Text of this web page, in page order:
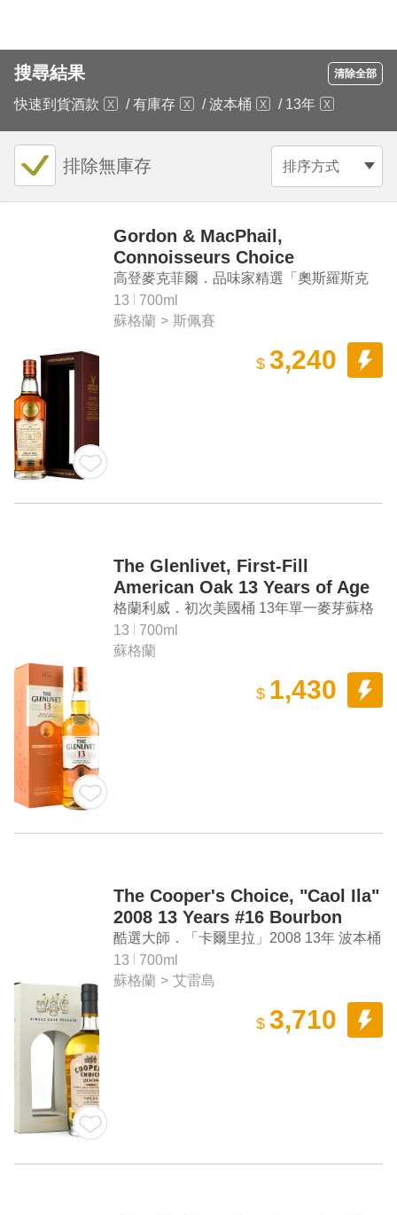
搜尋結果 清除全部
快速到貨酒款 / 有庫存 / 波本桶 / 13年
排序方式
排除無庫存
Gordon & MacPhail,
Connoisseurs Choice
"Auchroisk 2009" Single Malt
Scotch Whisky
高登麥克菲爾．品味家精選「奧斯羅斯克
2009」單一麥芽蘇格蘭威士忌
13
700ml
蘇格蘭 > 斯佩賽
$ 3,240
The Glenlivet, First-Fill
American Oak 13 Years of Age
Single Malt Scotch Whisky
格蘭利威．初次美國桶 13年單一麥芽蘇格
蘭威士忌
13
700ml
蘇格蘭
$ 1,430
The Cooper's Choice, "Caol Ila"
2008 13 Years #16 Bourbon
Cask Finish Single Malt Scotch
Whisky
酷選大師．「卡爾里拉」2008 13年 波本桶
單一麥芽蘇格蘭威士忌
13
700ml
蘇格蘭 > 艾雷島
$ 3,710